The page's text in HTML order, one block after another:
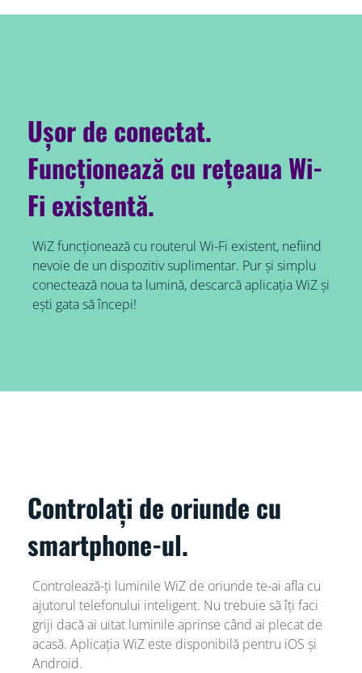
Ușor de conectat.
Funcționează cu rețeaua Wi-
Fi existentă.
WiZ funcționează cu routerul Wi-Fi existent, nefiind
nevoie de un dispozitiv suplimentar. Pur și simplu
conectează noua ta lumină, descarcă aplicația WiZ și
ești gata să începi!
Controlați de oriunde cu
smartphone-ul.
Controlează-ți luminile WiZ de oriunde te-ai afla cu
ajutorul telefonului inteligent. Nu trebuie să îți faci
griji dacă ai uitat luminile aprinse când ai plecat de
acasă. Aplicația WiZ este disponibilă pentru iOS și
Android.